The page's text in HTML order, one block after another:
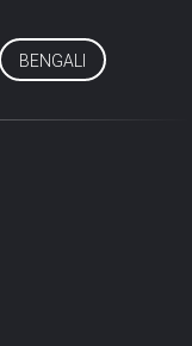
BENGALI